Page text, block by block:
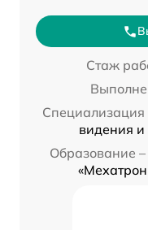
Стаж
Специализация
видения и
Образование –